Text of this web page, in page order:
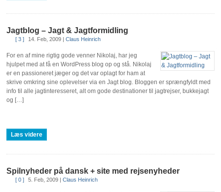
Jagtblog – Jagt & Jagtformidling
[ 3 ] 14. Feb, 2009 |Claus Heinrich
For en af mine rigtig gode venner Nikolaj, har jeg
hjulpet med at få en WordPress blog op og stå. Nikolaj
er en passioneret jæger og det var oplagt for ham at
skrive omkring sine oplevelser via en Jagt blog. Bloggen er sprængfyldt med
info til alle jagtinteresseret, alt om gode destinationer til jagtrejser, bukkejagt
og […]
Læs videre
Spilnyheder på dansk + site med rejsenyheder
[ 0 ] 5. Feb, 2009 |Claus Heinrich